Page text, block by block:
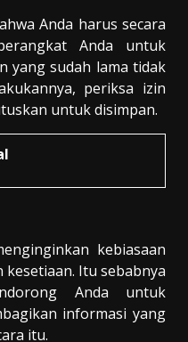
Anda harus secara
Anda untuk
yang sudah lama tidak
periksa izin
untuk disimpan.
kebiasaan
Itu sebabnya
Anda untuk
informasi yang
itu.